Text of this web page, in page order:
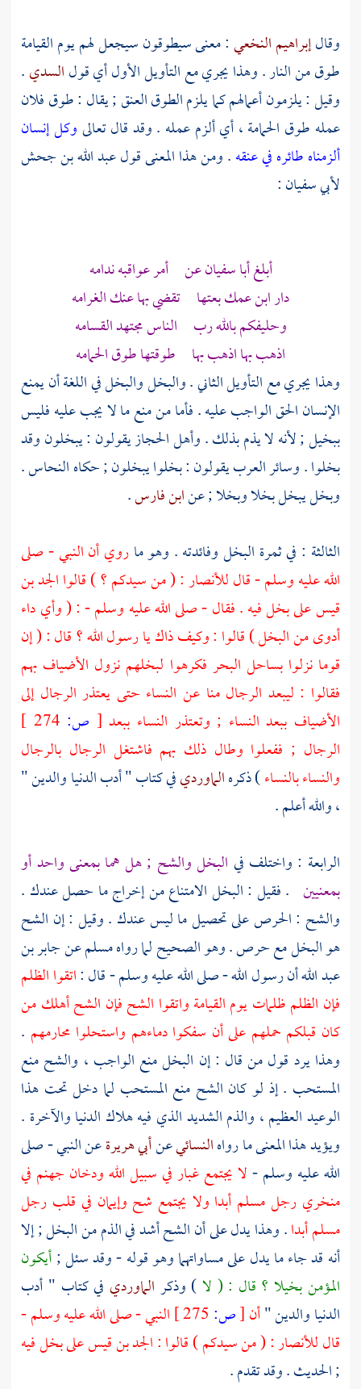
وقالإبراهيم النخعي: معنى سيطوقون سيجعل لهم يوم القيامة
طوق من النار . وهذا يجري مع التأويل الأول أي قولالسدي.
وقيل : يلزمون أعمالهم كما يلزم الطوق العنق ; يقال : طوق فلان
عمله طوق الحمامة ، أي ألزم عمله . وقد قال تعالىوكل إنسان
ألزمناه طائره في عنقه. ومن هذا المعنى قولعبد الله بن جحش
لأبي سفيان:
أبلغأبا سفيانعن أمر عواقبه ندامه
دار ابن عمك بعتها تقضي بها عنك الغرامه
وحليفكم بالله رب الناس مجتهد القسامه
اذهب بها اذهب بها طوقتها طوق الحمامه
وهذا يجري مع التأويل الثاني . والبخل والبخل في اللغة أن يمنع
الإنسان الحق الواجب عليه . فأما من منع ما لا يجب عليه فليس
ببخيل ; لأنه لا يذم بذلك . وأهلالحجازيقولون : يبخلون وقد
بخلوا . وسائر العرب يقولون : بخلوا يبخلون ; حكاهالنحاس.
وبخل يبخل بخلا وبخلا ; عنابن فارس.
الثالثة : في ثمرة البخل وفائدته . وهو ماروي أن النبي - صلى
الله عليه وسلم - قالللأنصار: ( من سيدكم ؟ ) قالواالجد بن
قيسعلى بخل فيه . فقال - صلى الله عليه وسلم - : ( وأي داء
أدوى من البخل ) قالوا : وكيف ذاك يا رسول الله ؟ قال : ( إن
قوما نزلوا بساحل البحر فكرهوا لبخلهم نزول الأضياف بهم
فقالوا : ليبعد الرجال منا عن النساء حتى يعتذر الرجال إلى
الأضياف ببعد النساء ; وتعتذر النساء ببعد [ ص:
الرجال ; ففعلوا وطال ذلك بهم فاشتغل الرجال بالرجال
والنساء بالنساء) ذكرهالماورديفي كتاب " أدب الدنيا والدين "
، والله أعلم .
الرابعة : واختلف في البخل والشح ; هل هما بمعنى واحد أو
بمعنيين . فقيل : البخل الامتناع من إخراج ما حصل عندك .
والشح : الحرص على تحصيل ما ليس عندك . وقيل : إن الشح
هو البخل مع حرص . وهو الصحيح لما رواهمسلمعنجابربن
عبد الله أن رسول الله - صلى الله عليه وسلم - قال :اتقوا الظلم
فإن الظلم ظلمات يوم القيامة واتقوا الشح فإن الشح أهلك من
كان قبلكم حملهم على أن سفكوا دماءهم واستحلوا محارمهم .
وهذا يرد قول من قال : إن البخل منع الواجب ، والشح منع
المستحب . إذ لو كان الشح منع المستحب لما دخل تحت هذا
الوعيد العظيم ، والذم الشديد الذي فيه هلاك الدنيا والآخرة .
ويؤيد هذا المعنى ما رواهالنسائيعنأبي هريرةعن النبي - صلى
الله عليه وسلم -لا يجتمع غبار في سبيل الله ودخان جهنم في
منخري رجل مسلم أبدا ولا يجتمع شح وإيمان في قلب رجل
مسلم أبدا. وهذا يدل على أن الشح أشد في الذم من البخل ; إلا
أنه قد جاء ما يدل على مساواتهما وهو قوله - وقد سئل ;أيكون
المؤمن بخيلا ؟ قال : ( لا) وذكر الماوردي في كتاب " أدب
الدنيا والدين "أن[ص:
النبي - صلى الله عليه وسلم -
قالللأنصار: ( من سيدكم ) قالوا : الجد بن قيس على بخل فيه
; الحديث . وقد تقدم .